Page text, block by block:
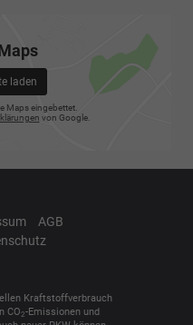
laden
Maps eingebettet.
von Google.
AGB
Kraftstoffverbrauch
CO2-Emissionen und